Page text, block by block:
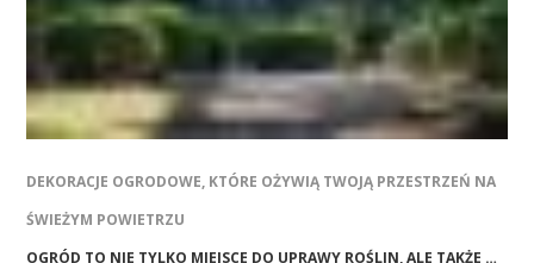
DEKORACJE OGRODOWE, KTÓRE OŻYWIĄ TWOJĄ PRZESTRZEŃ NA
ŚWIEŻYM POWIETRZU
OGRÓD TO NIE TYLKO MIEJSCE DO UPRAWY ROŚLIN, ALE TAKŻE …